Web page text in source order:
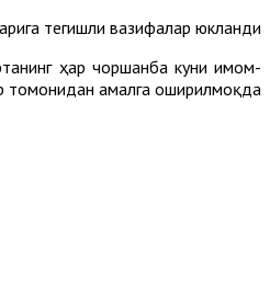
тегишли вазифалар юкланди.
ҳар чоршанба куни имом-
томонидан амалга оширилмоқда.